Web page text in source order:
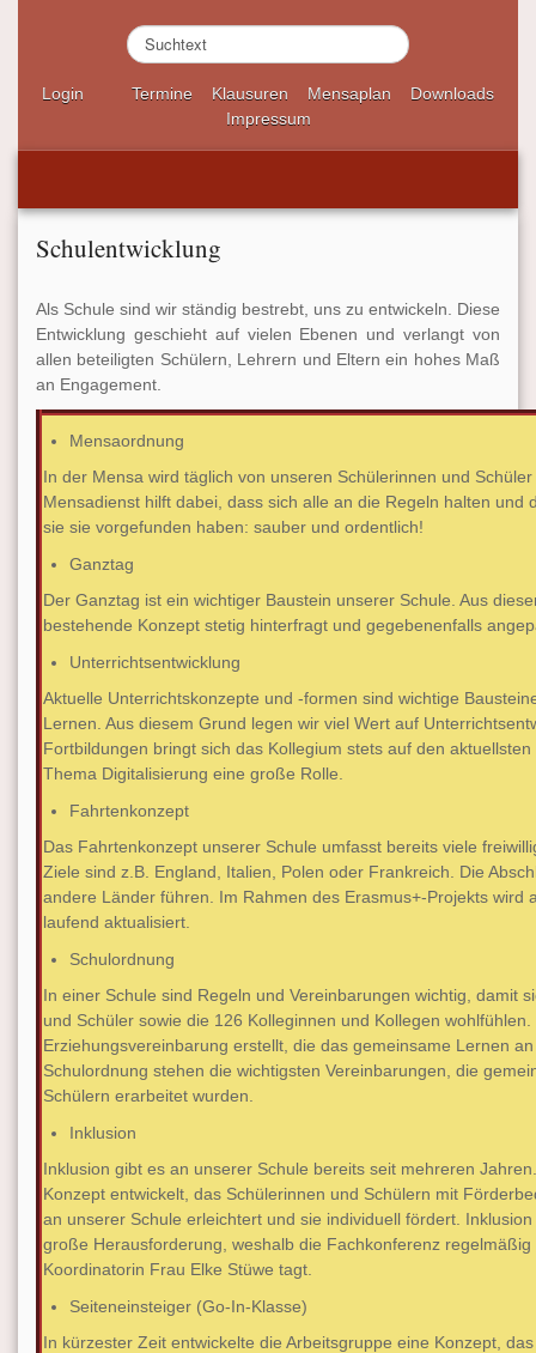
S
u
c
n
.
Login Termine Klausuren Mensaplan
Downloads
Impressum
Schulentwicklung
Als Schule sind wir ständig bestrebt, uns zu entwickeln. Diese
Entwicklung geschieht auf vielen Ebenen und verlangt von
allen beteiligten Schülern, Lehrern und Eltern ein hohes Maß
an Engagement.
Mensaordnung
In der Mensa wird täglich von unseren Schülerinnen und
Mensadienst hilft dabei, dass sich alle an die Regeln halten und
sie sie vorgefunden haben: sauber und ordentlich!
Ganztag
Der Ganztag ist ein wichtiger Baustein unserer Schule. Aus
bestehende Konzept stetig hinterfragt und gegebenenfalls
Unterrichtsentwicklung
Aktuelle Unterrichtskonzepte und -formen sind wichtige
Lernen. Aus diesem Grund legen wir viel Wert auf
Fortbildungen bringt sich das Kollegium stets auf den
Thema Digitalisierung eine große Rolle.
Fahrtenkonzept
Das Fahrtenkonzept unserer Schule umfasst bereits viele
Ziele sind z.B. England, Italien, Polen oder Frankreich. Die
andere Länder führen. Im Rahmen des Erasmus+-Projekts wird
laufend aktualisiert.
Schulordnung
In einer Schule sind Regeln und Vereinbarungen wichtig, damit
und Schüler sowie die 126 Kolleginnen und Kollegen
Erziehungsvereinbarung erstellt, die das gemeinsame Lernen
Schulordnung stehen die wichtigsten Vereinbarungen, die
Schülern erarbeitet wurden.
Inklusion
Inklusion gibt es an unserer Schule bereits seit mehreren
Konzept entwickelt, das Schülerinnen und Schülern mit
an unserer Schule erleichtert und sie individuell fördert.
große Herausforderung, weshalb die Fachkonferenz
Koordinatorin Frau Elke Stüwe tagt.
Seiteneinsteiger (Go-In-Klasse)
In kürzester Zeit entwickelte die Arbeitsgruppe eine Konzept,